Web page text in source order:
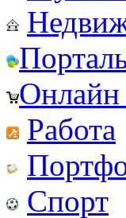
Онлайн
Работа
Спорт